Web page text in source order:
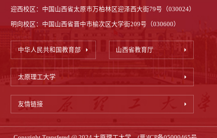
迎西校区：中国山西省太原市万柏林区迎泽西大街79号（030024）
明向校区：中国山西省晋中市榆次区大学街209号（030600）
中华人民共和国教育部 山西省教育厅
太原理工大学
友情链接